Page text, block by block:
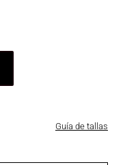
Guía de tallas